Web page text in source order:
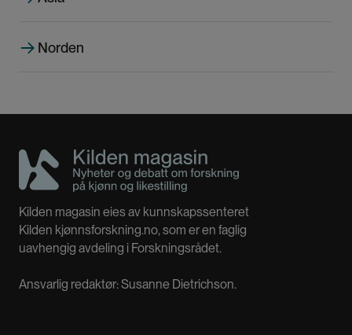
Norden
Kilden magasin eies av kunnskapssenteret
Kilden kjønnsforskning.no, som er en faglig
uavhengig avdeling i Forskningsrådet.
Ansvarlig redaktør: Susanne Dietrichson.